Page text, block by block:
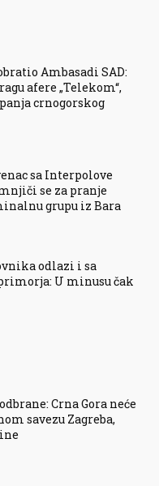
Ambasadi SAD:
afere „Telekom“,
crnogorskog
sa Interpolove
se za pranje
grupu iz Bara
odlazi i sa
U minusu čak
Crna Gora neće
savezu Zagreba,